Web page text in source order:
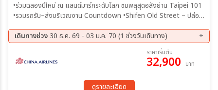
เฉพาะเทศกาล
•ร่วมฉลองปีใหม่ ณ แลนด์มาร์กระดับโลก ชมพลุสุดอลังย่าน Taipei 101
•รวมรถรับ–ส่งบริเวณงาน Countdown •Shifen Old Street – ปล่อย
ทะเล •Jiufen Old Street – เสน่ห์เมืองเก่าโคมแดง •Chiang Kai-shek
Memorial Hall – แลนด์มาร์กชื่อดังสัญลักษณ์ประวัติศาสตร์ไต้หวัน
•Chun Shui Tang (春水堂)– ลิ้มรสชานมไข่มุกต้นตำรับแห่งไต้หวัน
•Longshan Temple – วัดศักดิ์สิทธิ์คู่เมืองไทเป •Pineapple Cake
•Ximending – แหล่งช้อปวัยรุ่นยอดนิยม •Nina Chocolate Dream
เดินทางช่วง30 ธ.ค. 69 - 03 ม.ค. 70 (1 ช่วงวันเดินทาง)
ราคาเริ่มต้น
32,900 บาท
ดูรายละเอียด